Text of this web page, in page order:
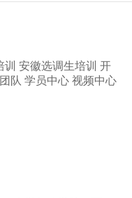
安徽选调生培训 开
队 学员中心 视频中心